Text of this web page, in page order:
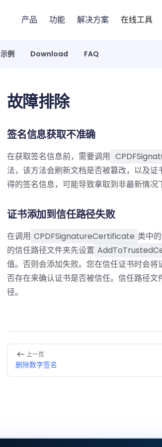
产品 功能 解决方案 在线工具
示例 Download FAQ
故障排除
签名信息获取不准确
在获取签名信息前，需要调用
法，该方法会刷新文档是否被篡改，以及
得的签名信息，可能导致拿取到非最新情况
证书添加到信任路径失败
在调用 CPDFSignatureCertificate 类中的
的信任路径文件夹先设置
值。否则会添加失败。您在信任证书时会
否存在来确认证书是否被信任。信任路径
径。
Pager上一页
删除数字签名